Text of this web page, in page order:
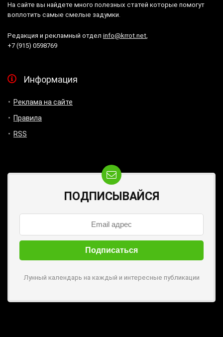
На сайте вы найдете много полезных статей которые помогут
воплотить самые смелые задумки.
Редакция и рекламный отдел info@krrot.net
+7 (915) 0598769
Информация
Реклама на сайте
Правила
RSS
ПОДПИСЫВАЙСЯ
Лунный календарь на каждый и интересные публикации